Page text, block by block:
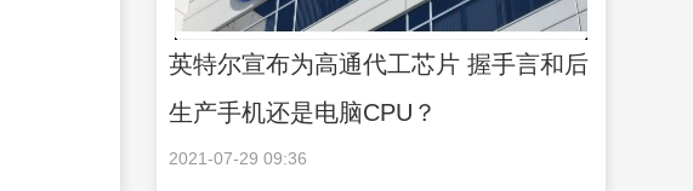
英特尔宣布为高通代工芯片 握手言和后
生产手机还是电脑CPU？
2021-07-29 09:36